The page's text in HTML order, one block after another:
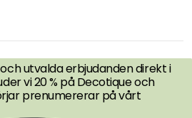
&
FÖRST
utvalda erbjudanden direkt i
vi 20 % på Decotique och
prenumererar på vårt